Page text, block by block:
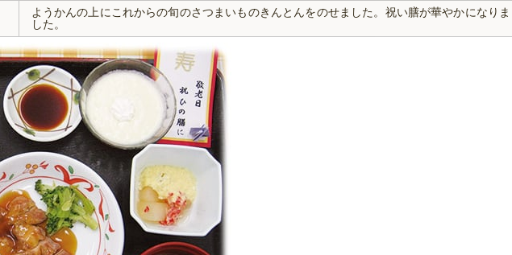
ようかんの上にこれからの旬のさつまいものきんとんをのせました。祝い膳が華やかになりま
した。